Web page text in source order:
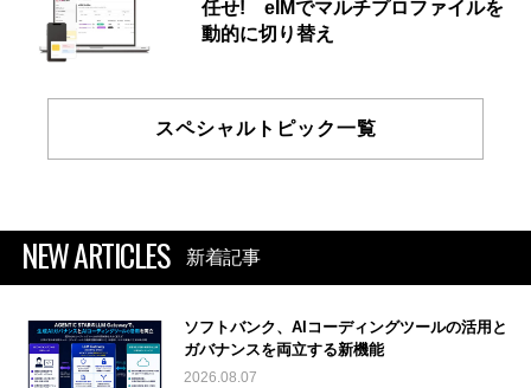
任せ! eIMでマルチプロファイルを
動的に切り替え
スペシャルトピック一覧
NEW ARTICLES 新着記事
ソフトバンク、AIコーディングツールの活用と
ガバナンスを両立する新機能
2026.08.07